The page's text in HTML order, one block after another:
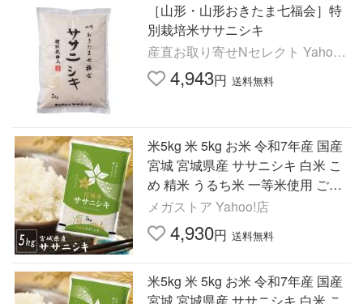
［山形・山形おきたま七福会］特
別栽培米ササニシキ
産直お取り寄せNセレクト Yahoo!
店 4,943円 送料無料
米5kg 米 5kg お米 令和7年産 国産
宮城 宮城県産 ササニシキ 白米 こ
め 精米 うるち米 一等米使用 ご飯
ごはん 5キロ 一人暮らし * (TD)
メガストア Yahoo!店
4,930円 送料無料
米5kg 米 5kg お米 令和7年産 国産